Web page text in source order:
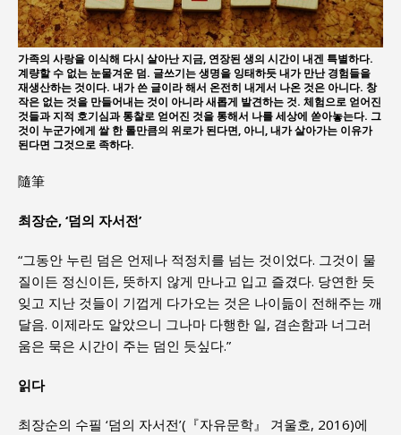
가족의 사랑을 이식해 다시 살아난 지금, 연장된 생의 시간이 내겐 특별하다.
계량할 수 없는 눈물겨운 덤. 글쓰기는 생명을 잉태하듯 내가 만난 경험들을
재생산하는 것이다. 내가 쓴 글이라 해서 온전히 내게서 나온 것은 아니다. 창
작은 없는 것을 만들어내는 것이 아니라 새롭게 발견하는 것. 체험으로 얻어진
것들과 지적 호기심과 통찰로 얻어진 것을 통해서 나를 세상에 쏟아놓는다. 그
것이 누군가에게 쌀 한 톨만큼의 위로가 된다면, 아니, 내가 살아가는 이유가
된다면 그것으로 족하다.
隨筆
최장순, ‘덤의 자서전’
“그동안 누린 덤은 언제나 적정치를 넘는 것이었다. 그것이 물
질이든 정신이든, 뜻하지 않게 만나고 입고 즐겼다. 당연한 듯
잊고 지난 것들이 기껍게 다가오는 것은 나이듦이 전해주는 깨
달음. 이제라도 알았으니 그나마 다행한 일, 겸손함과 너그러
움은 묵은 시간이 주는 덤인 듯싶다.”
읽다
최장순의 수필 ‘덤의 자서전’(『자유문학』 겨울호, 2016)에